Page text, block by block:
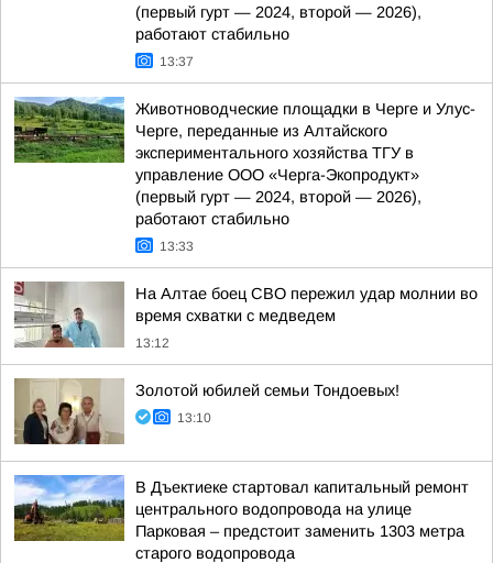
(первый гурт — 2024, второй — 2026),
работают стабильно
13:37
Животноводческие площадки в Черге и Улус-
Черге, переданные из Алтайского
экспериментального хозяйства ТГУ в
управление ООО «Черга-Экопродукт»
(первый гурт — 2024, второй — 2026),
работают стабильно
13:33
На Алтае боец СВО пережил удар молнии во
время схватки с медведем
13:12
Золотой юбилей семьи Тондоевых!
13:10
В Дъектиеке стартовал капитальный ремонт
центрального водопровода на улице
Парковая – предстоит заменить 1303 метра
старого водопровода